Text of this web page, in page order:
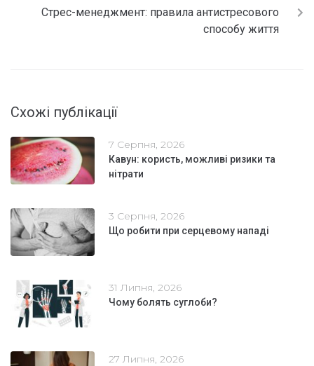
Cтрес-менеджмент: правила антистресового
способу життя
Схожі публікації
7 Серпня, 2026
Кавун: користь, можливі ризики та
нітрати
3 Серпня, 2026
Що робити при серцевому нападі
31 Липня, 2026
Чому болять суглоби?
27 Липня, 2026